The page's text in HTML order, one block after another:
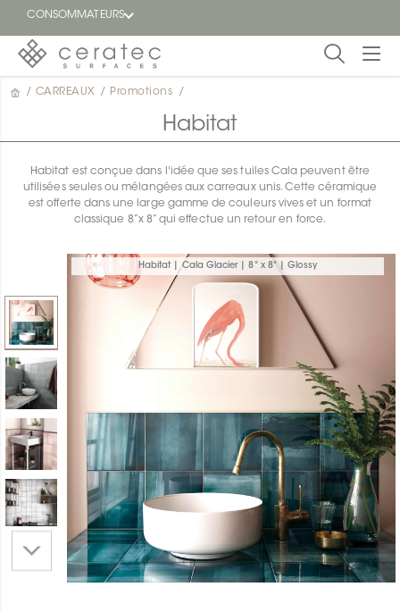
CONSOMMATEURS
En
Trouver
un
/ CARREAUX / Promotions /
Habitat
Habitat est conçue dans l'idée que ses tuiles Cala peuvent être
utilisées seules ou mélangées aux carreaux unis. Cette céramique
est offerte dans une large gamme de couleurs vives et un format
classique 8”x 8” qui effectue un retour en force.
Habitat | Cala Glacier | 8" x 8" | Glossy